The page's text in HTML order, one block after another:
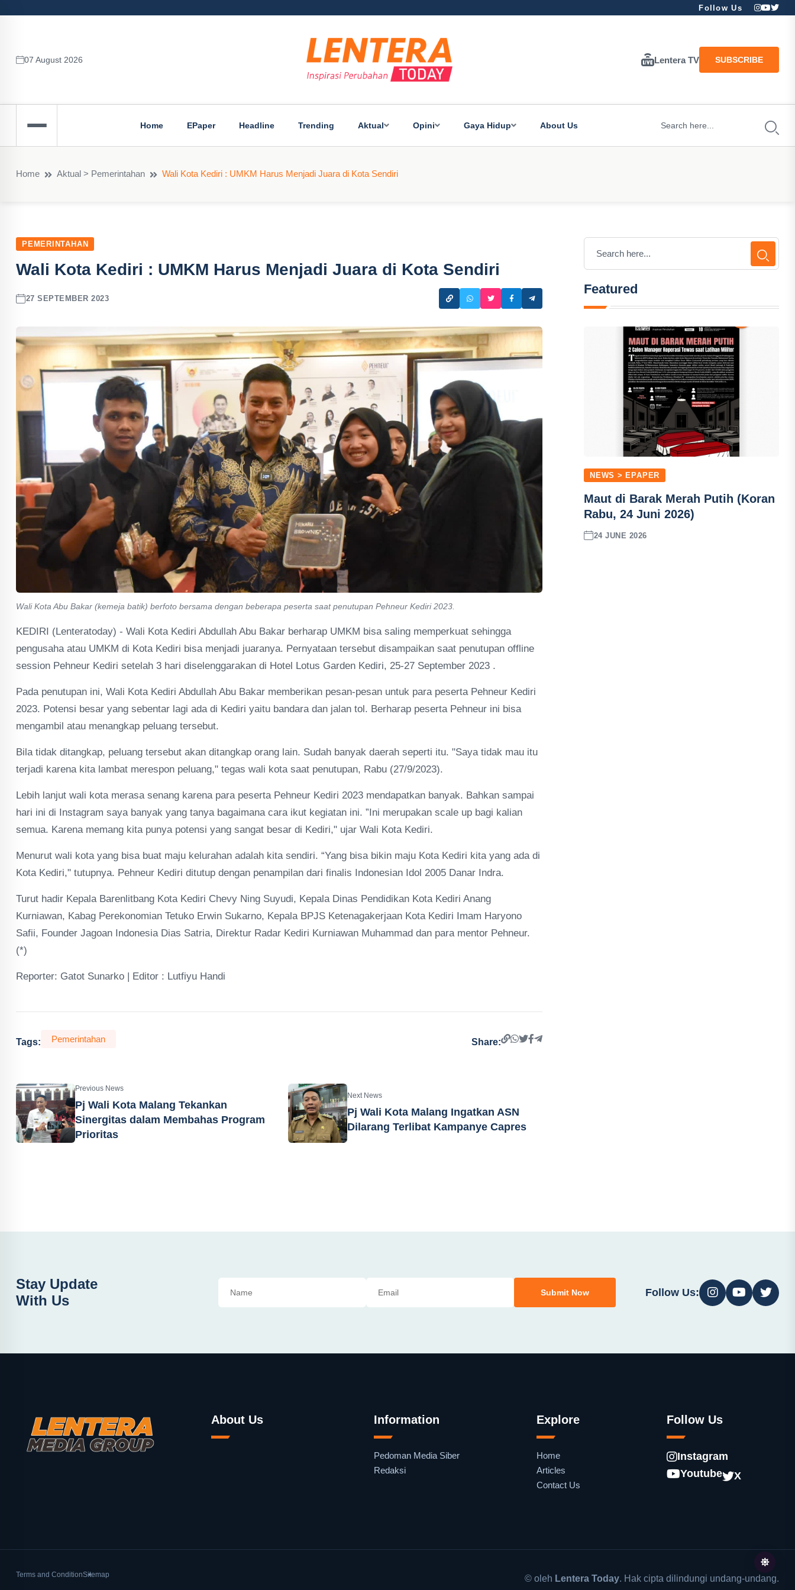
Follow Us
07 August 2026 Lentera TV SUBSCRIBE
Home EPaper Headline Trending Aktual Opini Gaya Hidup About Us
Home Aktual > Pemerintahan Wali Kota Kediri : UMKM Harus Menjadi Juara di Kota Sendiri
PEMERINTAHAN
Wali Kota Kediri : UMKM Harus Menjadi Juara di Kota Sendiri
27 SEPTEMBER 2023
Wali Kota Abu Bakar (kemeja batik) berfoto bersama dengan beberapa peserta saat penutupan Pehneur Kediri 2023.
KEDIRI (Lenteratoday) - Wali Kota Kediri Abdullah Abu Bakar berharap UMKM bisa saling memperkuat sehingga
pengusaha atau UMKM di Kota Kediri bisa menjadi juaranya. Pernyataan tersebut disampaikan saat penutupan offline
session Pehneur Kediri setelah 3 hari diselenggarakan di Hotel Lotus Garden Kediri, 25-27 September 2023 .
Pada penutupan ini, Wali Kota Kediri Abdullah Abu Bakar memberikan pesan-pesan untuk para peserta Pehneur Kediri
2023. Potensi besar yang sebentar lagi ada di Kediri yaitu bandara dan jalan tol. Berharap peserta Pehneur ini bisa
mengambil atau menangkap peluang tersebut.
Bila tidak ditangkap, peluang tersebut akan ditangkap orang lain. Sudah banyak daerah seperti itu. "Saya tidak mau itu
terjadi karena kita lambat merespon peluang," tegas wali kota saat penutupan, Rabu (27/9/2023).
Lebih lanjut wali kota merasa senang karena para peserta Pehneur Kediri 2023 mendapatkan banyak. Bahkan sampai
hari ini di Instagram saya banyak yang tanya bagaimana cara ikut kegiatan ini. ”Ini merupakan scale up bagi kalian
semua. Karena memang kita punya potensi yang sangat besar di Kediri," ujar Wali Kota Kediri.
Menurut wali kota yang bisa buat maju kelurahan adalah kita sendiri. “Yang bisa bikin maju Kota Kediri kita yang ada di
Kota Kediri," tutupnya. Pehneur Kediri ditutup dengan penampilan dari finalis Indonesian Idol 2005 Danar Indra.
Turut hadir Kepala Barenlitbang Kota Kediri Chevy Ning Suyudi, Kepala Dinas Pendidikan Kota Kediri Anang
Kurniawan, Kabag Perekonomian Tetuko Erwin Sukarno, Kepala BPJS Ketenagakerjaan Kota Kediri Imam Haryono
Safii, Founder Jagoan Indonesia Dias Satria, Direktur Radar Kediri Kurniawan Muhammad dan para mentor Pehneur.
(*)
Reporter: Gatot Sunarko | Editor : Lutfiyu Handi
Tags: Pemerintahan Share:
Previous News
Pj Wali Kota Malang Tekankan
Sinergitas dalam Membahas Program
Prioritas
Next News
Pj Wali Kota Malang Ingatkan ASN
Dilarang Terlibat Kampanye Capres
Featured
NEWS > EPAPER
Maut di Barak Merah Putih (Koran
Rabu, 24 Juni 2026)
24 JUNE 2026
Stay Update
With Us
Submit Now Follow Us:
About Us Information
Pedoman Media Siber
Redaksi
Explore
Home
Articles
Contact Us
Follow Us
Instagram
Youtube
X
Terms and ConditionSitemap © oleh Lentera Today. Hak cipta dilindungi undang-undang.